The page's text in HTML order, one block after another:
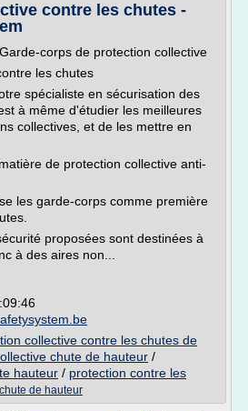
contre les chutes -
corps de protection collective
les chutes
spécialiste en sécurisation des
à même d'étudier les meilleures
collectives, et de les mettre en
de protection collective anti-
les garde-corps comme première
proposées sont destinées à
à des aires non...
collective contre les chutes de
chute de hauteur /
hauteur / protection contre les
de hauteur